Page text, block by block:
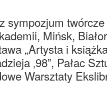
sympozjum
Mińsk,
„Artysta i
‚98”, Pałac
Warsztaty